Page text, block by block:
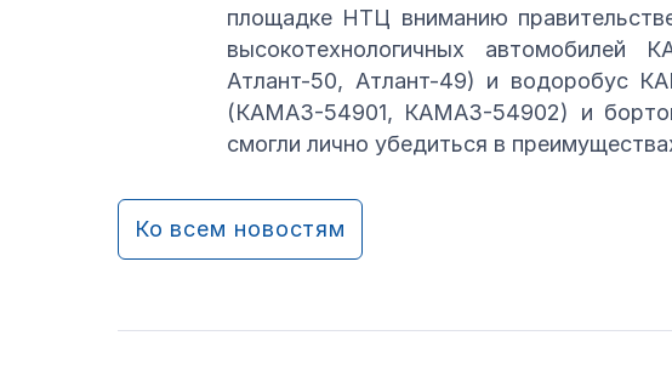
площадке НТЦ вниманию
высокотехнологичных автомобилей
Атлант-50, Атлант-49) и водоробус
(КАМАЗ-54901, КАМАЗ-54902) и
смогли лично убедиться в
Ко всем новостям